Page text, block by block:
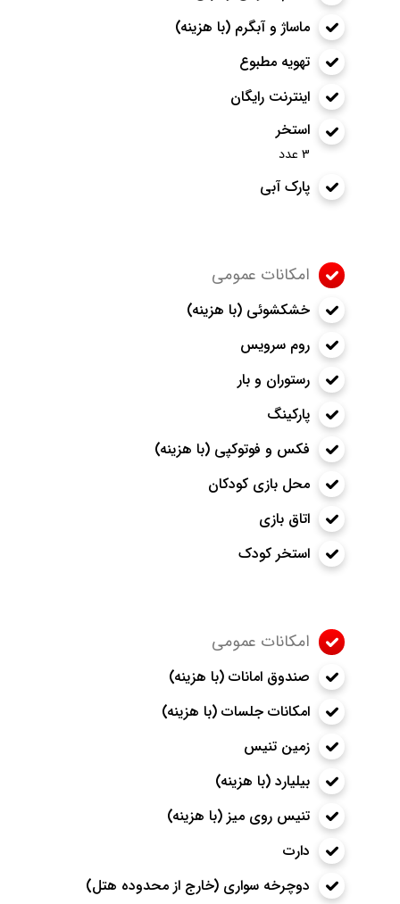
ماساژ و آبگرم (با هزینه)
تهویه مطبوع
اینترنت رایگان
استخر
3 عدد
پارک آبی
امکانات عمومی
خشکشوئی (با هزینه)
روم سرویس
رستوران و بار
پارکینگ
فکس و فوتوکپی (با هزینه)
محل بازی کودکان
اتاق بازی
استخر کودک
امکانات عمومی
صندوق امانات (با هزینه)
امکانات جلسات (با هزینه)
زمین تنیس
بیلیارد (با هزینه)
تنیس روی میز (با هزینه)
دارت
دوچرخه سواری (خارج از محدوده هتل)